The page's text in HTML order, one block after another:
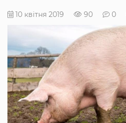
10 квітня 2019 90 0